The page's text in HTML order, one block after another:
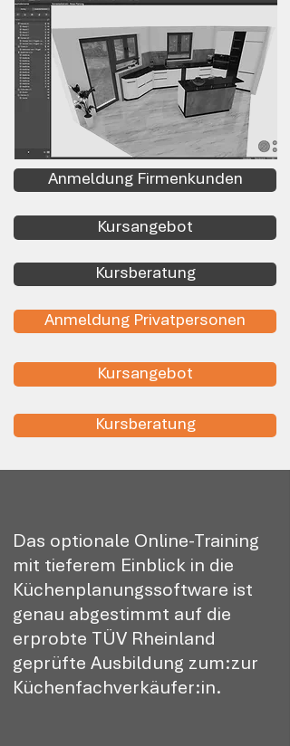
Anmeldung Firmenkunden
Kursangebot
Kursberatung
Anmeldung Privatpersonen
Kursangebot
Kursberatung
Das optionale Online-Training
mit tieferem Einblick in die
Küchenplanungssoftware ist
genau abgestimmt auf die
erprobte TÜV Rheinland
geprüfte Ausbildung zum:zur
Küchenfachverkäufer:in.